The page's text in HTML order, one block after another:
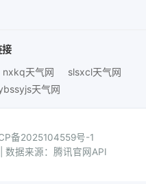
接
nxkq天气网
slsxcl天气网
天气网
备2025104559号-1
据来源：腾讯官网API